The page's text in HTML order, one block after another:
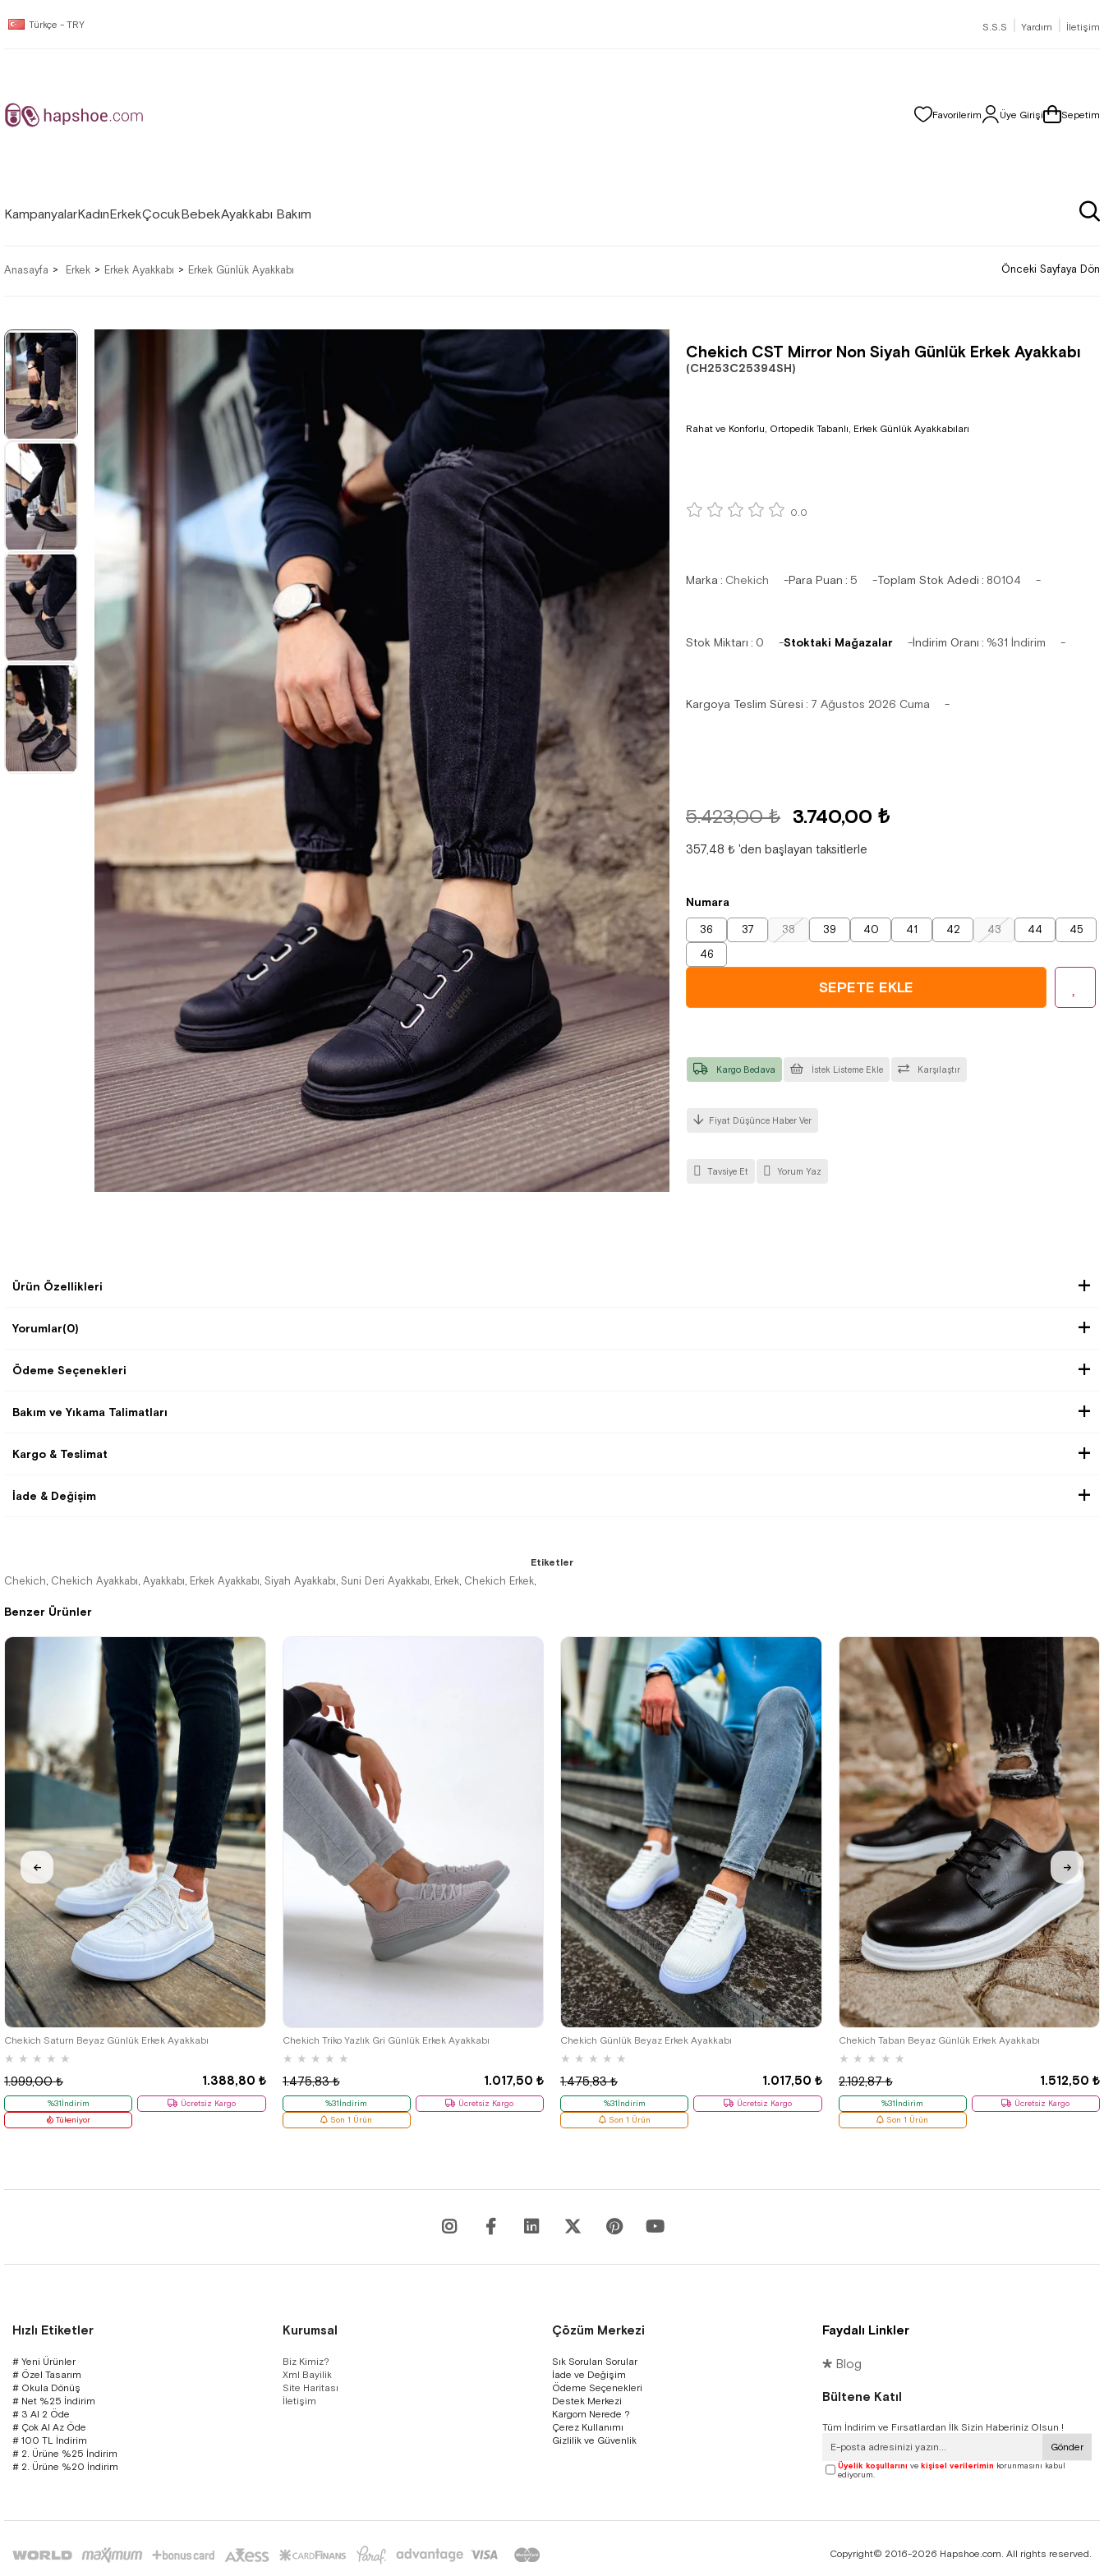
Türkçe - TRY S.S.S | Yardım | İletişim
Favorilerim Üye Girişi Sepetim
KampanyalarKadınErkekÇocukBebekAyakkabı Bakım
Anasayfa Erkek Erkek Ayakkabı Erkek Günlük Ayakkabı Önceki Sayfaya Dön
Chekich CST Mirror Non Siyah Günlük Erkek Ayakkabı
(CH253C25394SH)
Rahat ve Konforlu, Ortopedik Tabanlı, Erkek Günlük Ayakkabıları
0.0
Marka: Chekich Para Puan : 5 Toplam Stok Adedi : 80104
Stok Miktarı : 0 Stoktaki Mağazalar İndirim Oranı : %31 İndirim
Kargoya Teslim Süresi : 7 Ağustos 2026 Cuma
5.423,00 ₺ 3.740,00 ₺
357,48 ₺ 'den başlayan taksitlerle
Numara
36 37 38 39 40 41 42 43 44
45
46
İstek Listeme Ekle Karşılaştır
Fiyat Düşünce Haber Ver
Kargo Bedava
Tavsiye Et Yorum Yaz
Ürün Özellikleri
Yorumlar(0)
Ödeme Seçenekleri
Bakım ve Yıkama Talimatları
Kargo & Teslimat
İade & Değişim
Benzer Ürünler
Chekich Saturn Beyaz Günlük Erkek Ayakkabı
★ ★ ★ ★ ★
1.388,80 ₺
1.999,00 ₺
%31İndirim
Ücretsiz Kargo
Tükeniyor
40 42
Chekich Triko Yazlık Gri Günlük Erkek Ayakkabı
★ ★ ★ ★ ★
1.017,50 ₺
1.475,83 ₺
%31İndirim
Ücretsiz Kargo
Son 1 Ürün
Chekich Günlük Beyaz Erkek Ayakkabı
★ ★ ★ ★ ★
1.017,50 ₺
1.475,83 ₺
%31İndirim
Ücretsiz Kargo
Son 1 Ürün
41
Chekich Taban Beyaz Günlük Erkek Ayakkabı
★ ★ ★ ★ ★
1.512,50 ₺
2.192,87 ₺
%31İndirim
Ücretsiz Kargo
Son 1 Ürün
38
Etiketler
Chekich, Chekich Ayakkabı, Ayakkabı, Erkek Ayakkabı, Siyah Ayakkabı, Suni Deri Ayakkabı, Erkek, Chekich Erkek,
Hızlı Etiketler
# Yeni Ürünler
# Özel Tasarım
# Okula Dönüş
# Net %25 İndirim
# 3 Al 2 Öde
# Çok Al Az Öde
# 100 TL İndirim
# 2. Ürüne %25 İndirim
# 2. Ürüne %20 İndirim
Kurumsal
Biz Kimiz?
Xml Bayilik
Site Haritası
İletişim
Çözüm Merkezi
Sık Sorulan Sorular
İade ve Değişim
Ödeme Seçenekleri
Destek Merkezi
Kargom Nerede ?
Çerez Kullanımı
Gizlilik ve Güvenlik
Faydalı Linkler
🞳 Blog
Bültene Katıl
Tüm İndirim ve Fırsatlardan İlk Sizin Haberiniz Olsun !
Gönder
Üyelik koşullarını ve kişisel verilerimin korunmasını kabul
ediyorum.
Copyright© 2016-2026 Hapshoe.com. All rights reserved.